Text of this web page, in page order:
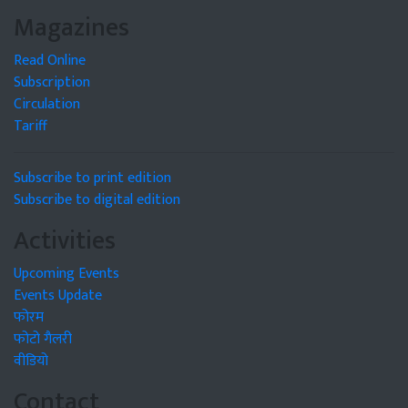
Magazines
Read Online
Subscription
Circulation
Tariff
Subscribe to print edition
Subscribe to digital edition
Activities
Upcoming Events
Events Update
फोरम
फोटो गैलरी
वीडियो